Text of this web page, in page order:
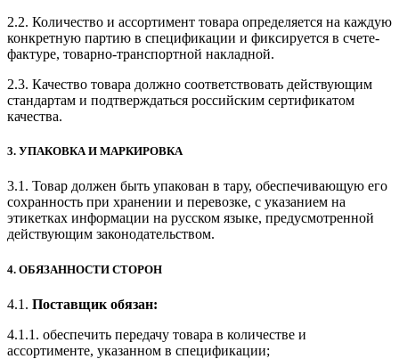
2.2. Количество и ассортимент товара определяется на каждую
конкретную партию в спецификации и фиксируется в счете-
фактуре, товарно-транспортной накладной.
2.3. Качество товара должно соответствовать действующим
стандартам и подтверждаться российским сертификатом
качества.
3. УПАКОВКА И МАРКИРОВКА
3.1. Товар должен быть упакован в тару, обеспечивающую его
сохранность при хранении и перевозке, с указанием на
этикетках информации на русском языке, предусмотренной
действующим законодательством.
4. ОБЯЗАННОСТИ СТОРОН
4.1. Поставщик обязан:
4.1.1. обеспечить передачу товара в количестве и
ассортименте, указанном в спецификации;